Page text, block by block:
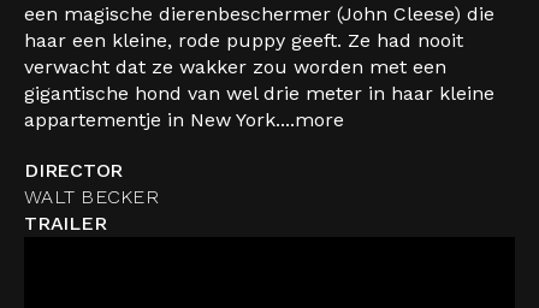
een magische dierenbeschermer (John Cleese) die
haar een kleine, rode puppy geeft. Ze had nooit
verwacht dat ze wakker zou worden met een
gigantische hond van wel drie meter in haar kleine
appartementje in New York....more
DIRECTOR
WALT BECKER
TRAILER